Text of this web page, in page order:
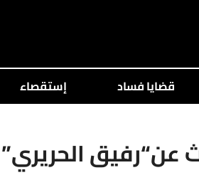
قضايا فساد إستقصاء
عن“رفيق الحريري”